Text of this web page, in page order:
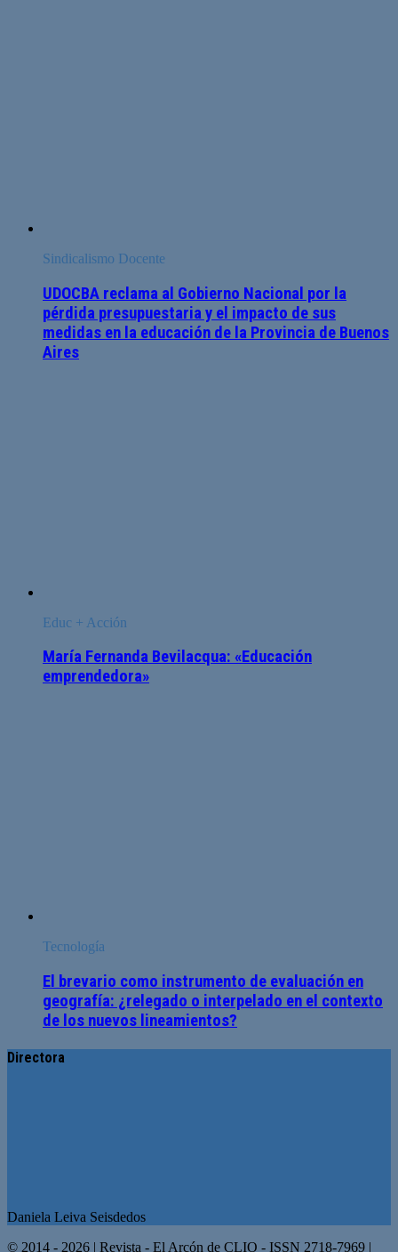
Sindicalismo Docente
UDOCBA reclama al Gobierno Nacional por la
pérdida presupuestaria y el impacto de sus
medidas en la educación de la Provincia de Buenos
Aires
Educ + Acción
María Fernanda Bevilacqua: «Educación
emprendedora»
Tecnología
El brevario como instrumento de evaluación en
geografía: ¿relegado o interpelado en el contexto
de los nuevos lineamientos?
Directora
Daniela Leiva Seisdedos
© 2014 - 2026 | Revista - El Arcón de CLIO - ISSN 2718-7969 |